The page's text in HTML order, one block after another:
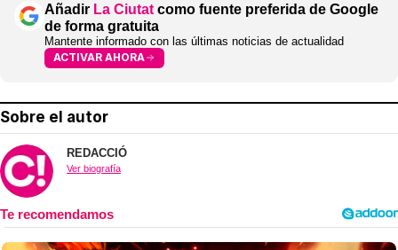
Añadir La Ciutat como fuente preferida de Google
de forma gratuita
Mantente informado con las últimas noticias de actualidad
ACTIVAR AHORA
Sobre el autor
REDACCIÓ
Ver biografía